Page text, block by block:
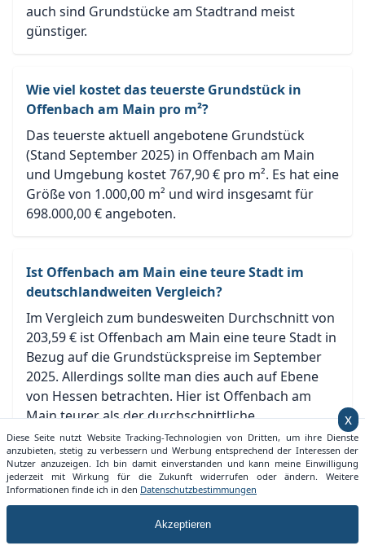
auch sind Grundstücke am Stadtrand meist
günstiger.
Wie viel kostet das teuerste Grundstück in
Offenbach am Main pro m²?
Das teuerste aktuell angebotene Grundstück
(Stand September 2025) in Offenbach am Main
und Umgebung kostet 767,90 € pro m². Es hat eine
Größe von 1.000,00 m² und wird insgesamt für
698.000,00 € angeboten.
Ist Offenbach am Main eine teure Stadt im
deutschlandweiten Vergleich?
Im Vergleich zum bundesweiten Durchschnitt von
203,59 € ist Offenbach am Main eine teure Stadt in
Bezug auf die Grundstückspreise im September
2025. Allerdings sollte man dies auch auf Ebene
von Hessen betrachten. Hier ist Offenbach am
Main teurer als der durchschnittliche
Grundstückspreis von Hessen mit 186,95 €.
Welche Entwicklung nimmt der
Der Grundstückspreis der Stadt Offenbach am
x
Diese Seite nutzt Website Tracking-Technologien von Dritten, um ihre Dienste
anzubieten, stetig zu verbessern und Werbung entsprechend der Interessen der
Nutzer anzuzeigen. Ich bin damit einverstanden und kann meine Einwilligung
jederzeit mit Wirkung für die Zukunft widerrufen oder ändern. Weitere
Informationen finde ich in den Datenschutzbestimmungen
Akzeptieren